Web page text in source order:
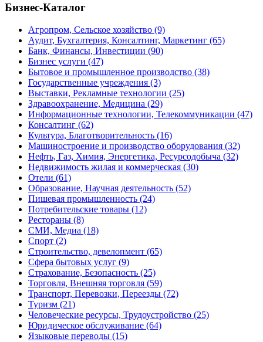
Бизнес-Каталог
Агропром, Сельское хозяйство (9)
Аудит, Бухгалтерия, Консалтинг, Маркетинг (65)
Банк, Финансы, Инвестиции (90)
Бизнес услуги (47)
Бытовое и промышленное производство (38)
Государственные учреждения (3)
Выставки, Рекламные технологии (25)
Здравоохранение, Медицина (29)
Информационные технологии, Телекоммуникации (47)
Консалтинг (62)
Культура, Благотворительность (16)
Машиностроение и производство оборудования (32)
Нефть, Газ, Химия, Энергетика, Ресурсодобыча (32)
Недвижимость жилая и коммерческая (30)
Отели (61)
Образование, Научная деятельность (52)
Пишевая промышленность (24)
Потребительские товары (12)
Рестораны (8)
СМИ, Медиа (18)
Спорт (2)
Строительство, девелопмент (65)
Сфера бытовых услуг (9)
Страхование, Безопасность (25)
Торговля, Внешняя торговля (59)
Транспорт, Перевозки, Переезды (72)
Туризм (21)
Человеческие ресурсы, Трудоустройство (25)
Юридическое обслуживание (64)
Языковые переводы (15)